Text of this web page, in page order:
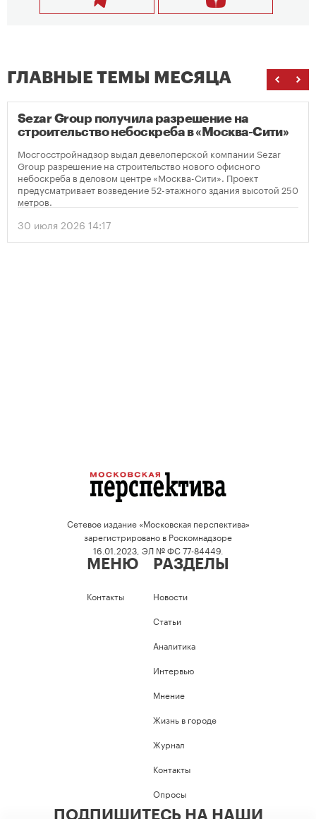
ГЛАВНЫЕ ТЕМЫ МЕСЯЦА
Sezar Group получила разрешение на
строительство небоскреба в «Москва-Сити»
Мосгосстройнадзор выдал девелоперской компании Sezar
Group разрешение на строительство нового офисного
небоскреба в деловом центре «Москва-Сити». Проект
предусматривает возведение 52-этажного здания высотой 250
метров.
30 июля 2026 14:17
Сетевое издание «Московская перспектива»
зарегистрировано в Роскомнадзоре
16.01.2023, ЭЛ № ФС 77-84449.
МЕНЮ
Контакты
РАЗДЕЛЫ
Новости
Статьи
Аналитика
Интервью
Мнение
Жизнь в городе
Журнал
Контакты
Опросы
ПОДПИШИТЕСЬ НА НАШИ